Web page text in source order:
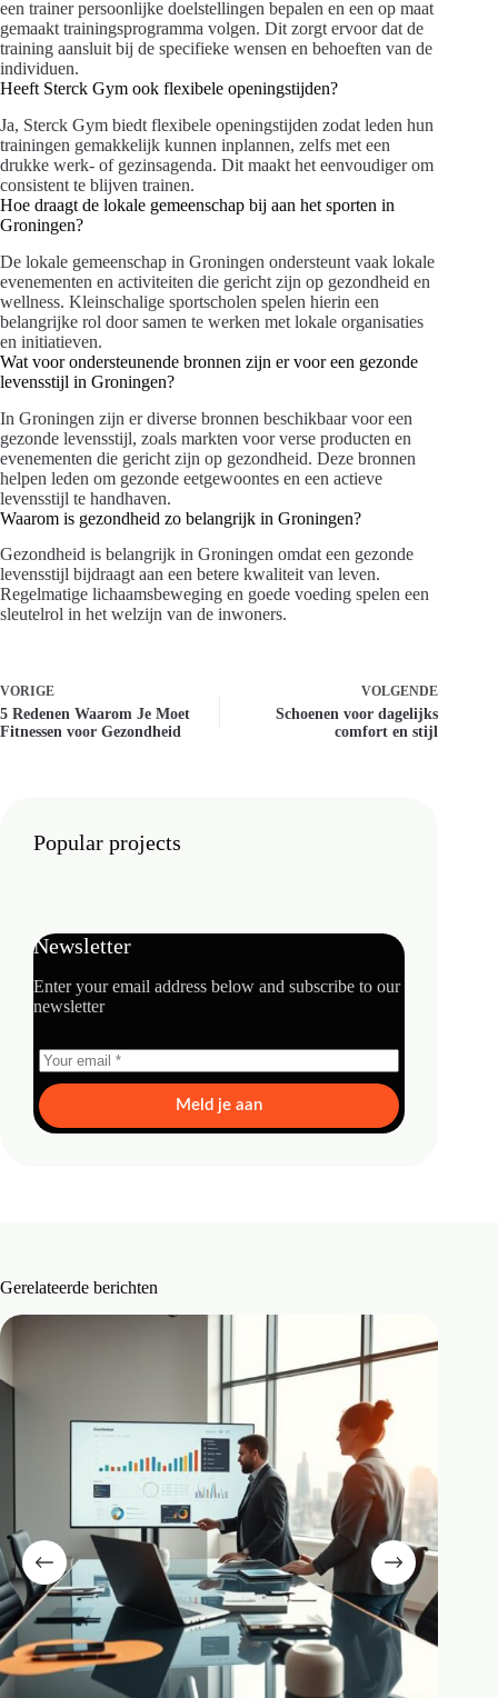
een trainer persoonlijke doelstellingen bepalen en een op maat
gemaakt trainingsprogramma volgen. Dit zorgt ervoor dat de
training aansluit bij de specifieke wensen en behoeften van de
individuen.
Heeft Sterck Gym ook flexibele openingstijden?
Ja, Sterck Gym biedt flexibele openingstijden zodat leden hun
trainingen gemakkelijk kunnen inplannen, zelfs met een
drukke werk- of gezinsagenda. Dit maakt het eenvoudiger om
consistent te blijven trainen.
Hoe draagt de lokale gemeenschap bij aan het sporten in
Groningen?
De lokale gemeenschap in Groningen ondersteunt vaak lokale
evenementen en activiteiten die gericht zijn op gezondheid en
wellness. Kleinschalige sportscholen spelen hierin een
belangrijke rol door samen te werken met lokale organisaties
en initiatieven.
Wat voor ondersteunende bronnen zijn er voor een gezonde
levensstijl in Groningen?
In Groningen zijn er diverse bronnen beschikbaar voor een
gezonde levensstijl, zoals markten voor verse producten en
evenementen die gericht zijn op gezondheid. Deze bronnen
helpen leden om gezonde eetgewoontes en een actieve
levensstijl te handhaven.
Waarom is gezondheid zo belangrijk in Groningen?
Gezondheid is belangrijk in Groningen omdat een gezonde
levensstijl bijdraagt aan een betere kwaliteit van leven.
Regelmatige lichaamsbeweging en goede voeding spelen een
sleutelrol in het welzijn van de inwoners.
VORIGE
5 Redenen Waarom Je Moet
Fitnessen voor Gezondheid
VOLGENDE
Schoenen voor dagelijks
comfort en stijl
Popular projects
Newsletter
Enter your email address below and subscribe to our
newsletter
Meld je aan
Gerelateerde berichten